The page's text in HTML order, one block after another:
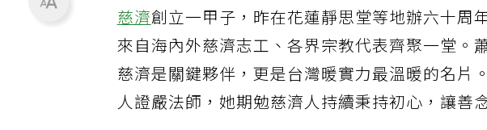
慈濟創立一甲子，昨在花蓮靜思堂等地辦六十周
來自海內外慈濟志工、各界宗教代表齊聚一堂。
慈濟是關鍵夥伴，更是台灣暖實力最溫暖的名片
人證嚴法師，她期勉慈濟人持續秉持初心，讓善